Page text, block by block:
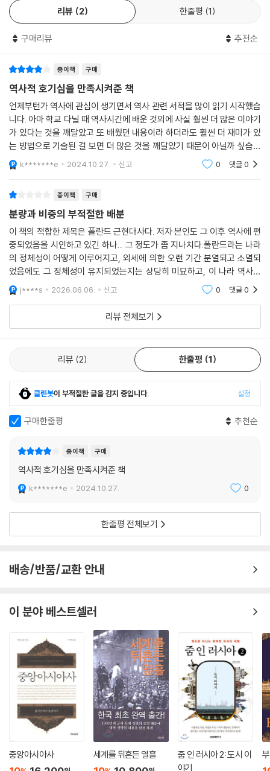
리뷰 2 한줄평 1
구매리뷰 추천순
종이책 구매
역사적 호기심을 만족시켜준 책
언제부턴가 역사에 관심이 생기면서 역사 관련 서적을 많이 읽기 시작했습
니다. 아마 학교 다닐 때 역사시간에 배운 것외에 사실 훨씬 더 많은 이야기
가 있다는 것을 깨달았고 또 배웠던 내용이라 하더라도 훨씬 더 재미가 있
는 방법으로 기술된 걸 보면 더 많은 것을 깨달았기 때문이 아닐까 싶습니
다. k*******e 2024.10.27. 신고 0 댓글0
종이책 구매
분량과 비중의 부적절한 배분
이 책의 적합한 제목은 폴란드 근현대사다. 저자 본인도 그 이후 역사에 편
중되었음을 시인하고 있긴 하나... 그 정도가 좀 지나치다.폴란드라는 나라
의 정체성이 어떻게 이루어지고, 외세에 의한 오랜 기간 분열되고 소멸되
었음에도 그 정체성이 유지되었는지는 상당히 미묘하고, 이 나라 역사의
가장 중요한 문제일 것이다. 이 나라가 옛날 유지해온 땅덩어리와 지금 폴
란드의 영토는
j****s 2026.06.06. 신고 0 댓글0
리뷰 전체보기
리뷰 2 한줄평 1
클린봇이 부적절한 글을 감지 중입니다. 설정
구매한줄평 추천순
종이책 구매
역사적 호기심을 만족시켜준 책
k*******e 2024.10.27. 0
한줄평 전체보기
배송/반품/교환 안내
이 분야 베스트셀러
중앙아시아사 세계를 뒤흔든 열흘
줌 인 러시아 2: 도시 이
야기